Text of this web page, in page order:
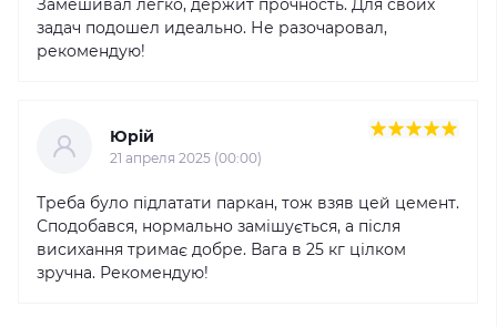
Замешивал легко, держит прочность. Для своих
задач подошел идеально. Не разочаровал,
рекомендую!
Юрій
21 апреля 2025 (00:00)
Треба було підлатати паркан, тож взяв цей цемент.
Сподобався, нормально замішується, а після
висихання тримає добре. Вага в 25 кг цілком
зручна. Рекомендую!